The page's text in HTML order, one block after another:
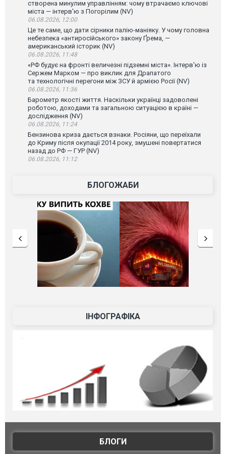
створена минулим управлінням: чому втрачаємо ключові
міста — інтерв'ю з Погорілим (NV)
06.08.2026, 12:00
Це те саме, що дати сірники палію-маніяку. У чому головна
небезпека «антиросійського» закону Ґрема, —
американський історик (NV)
06.08.2026, 11:48
«РФ будує на фронті величезні підземні міста». Інтерв'ю із
Сержем Марком — про виклик для Драпатого
та технологічні перегони між ЗСУ й армією Росії (NV)
06.08.2026, 11:36
Барометр якості життя. Наскільки українці задоволені
роботою, доходами та загальною ситуацією в країні —
дослідження (NV)
06.08.2026, 11:24
Бензинова криза дається взнаки. Росіяни, що переїхали
до Криму після окупації 2014 року, змушені повертатися
назад до РФ — ГУР (NV)
06.08.2026, 11:12
БЛОГОЖАБИ
ІНФОГРАФІКА
БЛОГИ